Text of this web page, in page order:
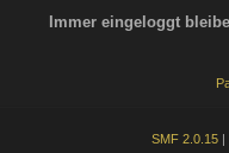
Immer eingeloggt
SMF 2.0.15 |